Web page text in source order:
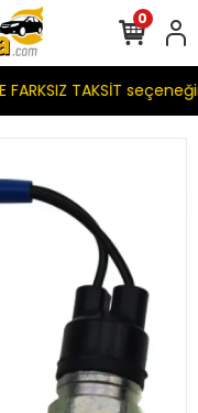
TAKSİT
0